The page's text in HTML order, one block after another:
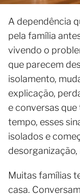
A dependência
pela família
vivendo o
que parecem
isolamento,
explicação,
e conversas
tempo, esses
isolados e
Muitas famílias
casa.